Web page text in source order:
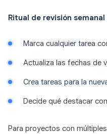
Ritual de revisión
Marca cualquier tarea
Actualiza las fechas de
Crea tareas para la
Decide qué destacar
Para proyectos con